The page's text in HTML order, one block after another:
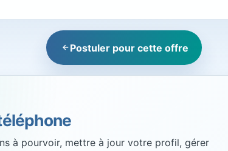
Postuler pour cette offre
à pourvoir, mettre à jour votre profil, gérer